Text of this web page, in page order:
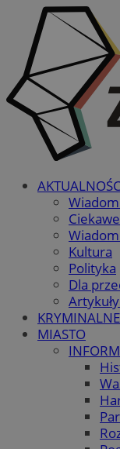
Kultura
Polityka
Dla
KRYMINALNE
MIASTO